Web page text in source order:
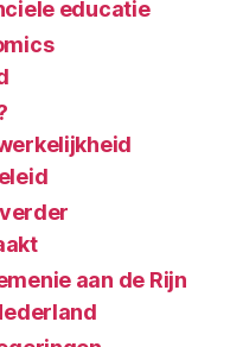
educatie
aan de Rijn